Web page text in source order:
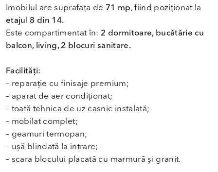
Imobilul are suprafața de 71 mp, fiind poziționat la
etajul 8 din 14.
Este compartimentat în: 2 dormitoare, bucătărie cu
balcon, living, 2 blocuri sanitare.
Facilități:
– reparație cu finisaje premium;
– aparat de aer condiționat;
– toată tehnica de uz casnic instalată;
– mobilat complet;
– geamuri termopan;
– ușă blindată la intrare;
– scara blocului placată cu marmură și granit.